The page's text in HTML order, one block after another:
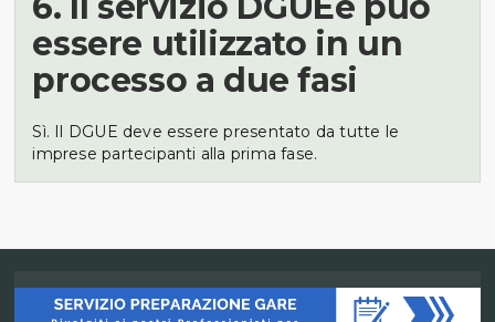
essere utilizzato in un
processo a due fasi
Sì. Il DGUE deve essere presentato da tutte le
imprese partecipanti alla prima fase.